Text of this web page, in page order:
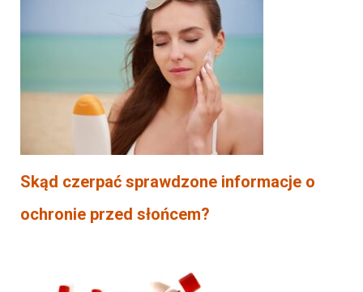
Skąd czerpać sprawdzone informacje o
ochronie przed słońcem?